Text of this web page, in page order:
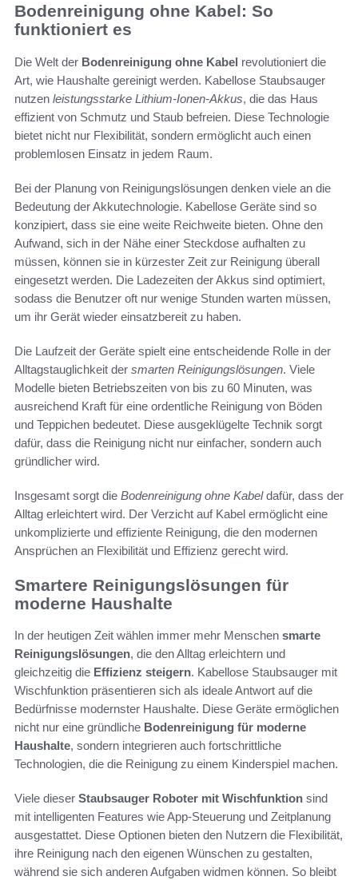
Bodenreinigung ohne Kabel: So
funktioniert es
Die Welt der Bodenreinigung ohne Kabel revolutioniert die
Art, wie Haushalte gereinigt werden. Kabellose Staubsauger
nutzen leistungsstarke Lithium-Ionen-Akkus, die das Haus
effizient von Schmutz und Staub befreien. Diese Technologie
bietet nicht nur Flexibilität, sondern ermöglicht auch einen
problemlosen Einsatz in jedem Raum.
Bei der Planung von Reinigungslösungen denken viele an die
Bedeutung der Akkutechnologie. Kabellose Geräte sind so
konzipiert, dass sie eine weite Reichweite bieten. Ohne den
Aufwand, sich in der Nähe einer Steckdose aufhalten zu
müssen, können sie in kürzester Zeit zur Reinigung überall
eingesetzt werden. Die Ladezeiten der Akkus sind optimiert,
sodass die Benutzer oft nur wenige Stunden warten müssen,
um ihr Gerät wieder einsatzbereit zu haben.
Die Laufzeit der Geräte spielt eine entscheidende Rolle in der
Alltagstauglichkeit der smarten Reinigungslösungen. Viele
Modelle bieten Betriebszeiten von bis zu 60 Minuten, was
ausreichend Kraft für eine ordentliche Reinigung von Böden
und Teppichen bedeutet. Diese ausgeklügelte Technik sorgt
dafür, dass die Reinigung nicht nur einfacher, sondern auch
gründlicher wird.
Insgesamt sorgt die Bodenreinigung ohne Kabeldafür, dass der
Alltag erleichtert wird. Der Verzicht auf Kabel ermöglicht eine
unkomplizierte und effiziente Reinigung, die den modernen
Ansprüchen an Flexibilität und Effizienz gerecht wird.
Smartere Reinigungslösungen für
moderne Haushalte
In der heutigen Zeit wählen immer mehr Menschen smarte
Reinigungslösungen, die den Alltag erleichtern und
gleichzeitig die Effizienz steigern. Kabellose Staubsauger mit
Wischfunktion präsentieren sich als ideale Antwort auf die
Bedürfnisse modernster Haushalte. Diese Geräte ermöglichen
nicht nur eine gründliche Bodenreinigung für moderne
Haushalte, sondern integrieren auch fortschrittliche
Technologien, die die Reinigung zu einem Kinderspiel machen.
Viele dieser Staubsauger Roboter mit Wischfunktion sind
mit intelligenten Features wie App-Steuerung und Zeitplanung
ausgestattet. Diese Optionen bieten den Nutzern die Flexibilität,
ihre Reinigung nach den eigenen Wünschen zu gestalten,
während sie sich anderen Aufgaben widmen können. So bleibt